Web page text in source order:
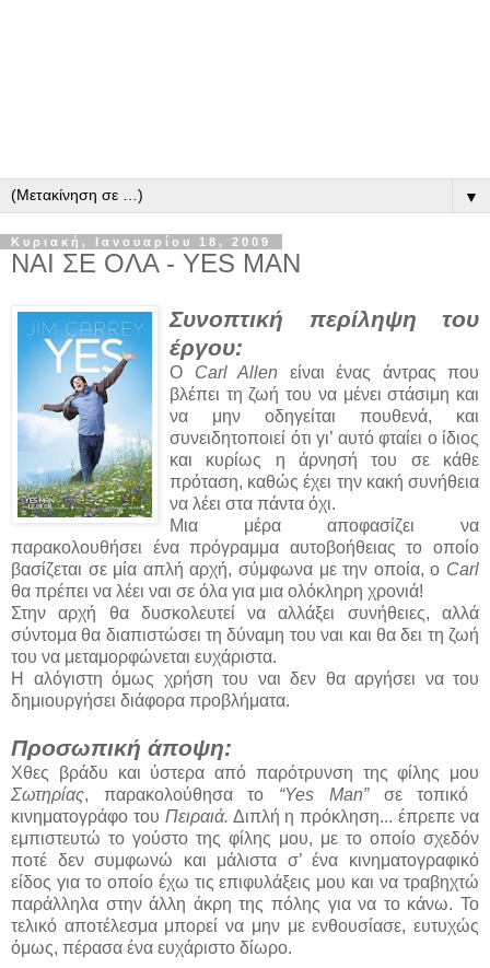
▼
Κυριακή, Ιανουαρίου 18, 2009
ΝΑΙ ΣΕ ΟΛΑ - YES MAN
Συνοπτική περίληψη του
έργου:
Ο Carl Allen είναι ένας άντρας που
βλέπει τη ζωή του να μένει στάσιμη και
να μην οδηγείται πουθενά, και
συνειδητοποιεί ότι γι’ αυτό φταίει ο ίδιος
και κυρίως η άρνησή του σε κάθε
πρόταση, καθώς έχει την κακή συνήθεια
να λέει στα πάντα όχι.
Μια μέρα αποφασίζει να
παρακολουθήσει ένα πρόγραμμα αυτοβοήθειας το οποίο
βασίζεται σε μία απλή αρχή, σύμφωνα με την οποία, ο Carl
θα πρέπει να λέει ναι σε όλα για μια ολόκληρη χρονιά!
Στην αρχή θα δυσκολευτεί να αλλάξει συνήθειες, αλλά
σύντομα θα διαπιστώσει τη δύναμη του ναι και θα δει τη ζωή
του να μεταμορφώνεται ευχάριστα.
Η αλόγιστη όμως χρήση του ναι δεν θα αργήσει να του
δημιουργήσει διάφορα προβλήματα.
Προσωπική άποψη:
Χθες βράδυ και ύστερα από παρότρυνση της φίλης μου
Σωτηρίας, παρακολούθησα το “Yes Man”σε τοπικό
κινηματογράφο του Πειραιά. Διπλή η πρόκληση... έπρεπε να
εμπιστευτώ το γούστο της φίλης μου, με το οποίο σχεδόν
ποτέ δεν συμφωνώ και μάλιστα σ’ ένα κινηματογραφικό
είδος για το οποίο έχω τις επιφυλάξεις μου και να τραβηχτώ
παράλληλα στην άλλη άκρη της πόλης για να το κάνω. Το
τελικό αποτέλεσμα μπορεί να μην με ενθουσίασε, ευτυχώς
όμως, πέρασα ένα ευχάριστο δίωρο.